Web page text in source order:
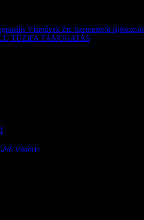
Vízművek Zrt. üzemeltetői
TŰZIFA TÁMOGATÁS
Viktória